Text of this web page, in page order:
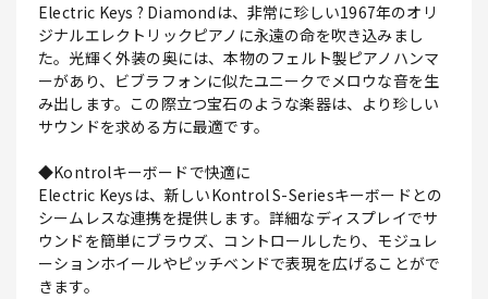
Electric Keys ? Diamondは、非常に珍しい1967年のオリ
ジナルエレクトリックピアノに永遠の命を吹き込みまし
た。光輝く外装の奥には、本物のフェルト製ピアノハンマ
ーがあり、ビブラフォンに似たユニークでメロウな音を生
み出します。この際立つ宝石のような楽器は、より珍しい
サウンドを求める方に最適です。
◆Kontrolキーボードで快適に
Electric Keysは、新しいKontrol S-Seriesキーボードとの
シームレスな連携を提供します。詳細なディスプレイでサ
ウンドを簡単にブラウズ、コントロールしたり、モジュレ
ーションホイールやピッチベンドで表現を広げることがで
きます。